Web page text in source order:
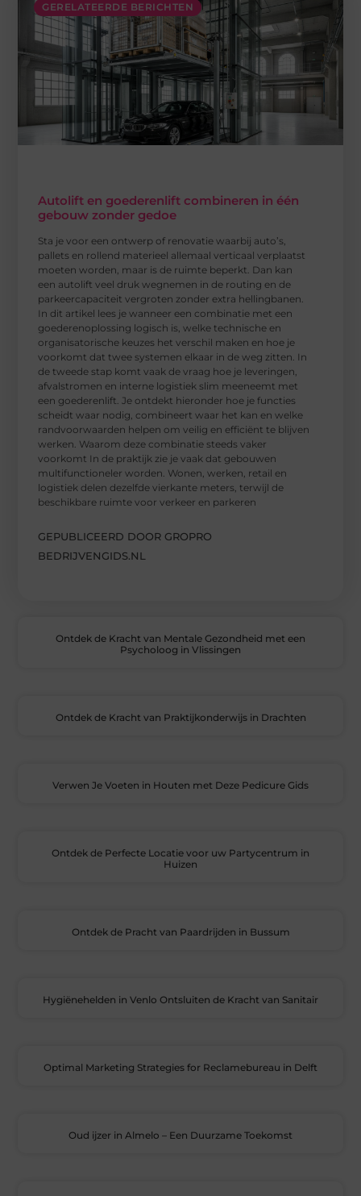
GERELATEERDE BERICHTEN
Autolift en goederenlift combineren in één
gebouw zonder gedoe
Sta je voor een ontwerp of renovatie waarbij auto’s,
pallets en rollend materieel allemaal verticaal verplaatst
moeten worden, maar is de ruimte beperkt. Dan kan
een autolift veel druk wegnemen in de routing en de
parkeercapaciteit vergroten zonder extra hellingbanen.
In dit artikel lees je wanneer een combinatie met een
goederenoplossing logisch is, welke technische en
organisatorische keuzes het verschil maken en hoe je
voorkomt dat twee systemen elkaar in de weg zitten. In
de tweede stap komt vaak de vraag hoe je leveringen,
afvalstromen en interne logistiek slim meeneemt met
een goederenlift. Je ontdekt hieronder hoe je functies
scheidt waar nodig, combineert waar het kan en welke
randvoorwaarden helpen om veilig en efficiënt te blijven
werken. Waarom deze combinatie steeds vaker
voorkomt In de praktijk zie je vaak dat gebouwen
multifunctioneler worden. Wonen, werken, retail en
logistiek delen dezelfde vierkante meters, terwijl de
beschikbare ruimte voor verkeer en parkeren
GEPUBLICEERD DOOR GROPRO
BEDRIJVENGIDS.NL
Ontdek de Kracht van Mentale Gezondheid met een
Psycholoog in Vlissingen
Ontdek de Kracht van Praktijkonderwijs in Drachten
Verwen Je Voeten in Houten met Deze Pedicure Gids
Ontdek de Perfecte Locatie voor uw Partycentrum in
Huizen
Ontdek de Pracht van Paardrijden in Bussum
Hygiënehelden in Venlo Ontsluiten de Kracht van Sanitair
Optimal Marketing Strategies for Reclamebureau in Delft
Oud ijzer in Almelo – Een Duurzame Toekomst